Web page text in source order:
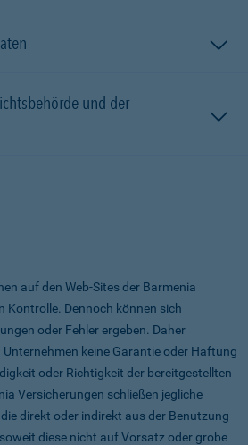
und der
auf den Web-Sites der Barmenia
Kontrolle. Dennoch können sich
oder Fehler ergeben. Daher
keine Garantie oder Haftung
oder Richtigkeit der bereitgestellten
Versicherungen schließen jegliche
direkt oder indirekt aus der Benutzung
diese nicht auf Vorsatz oder grobe